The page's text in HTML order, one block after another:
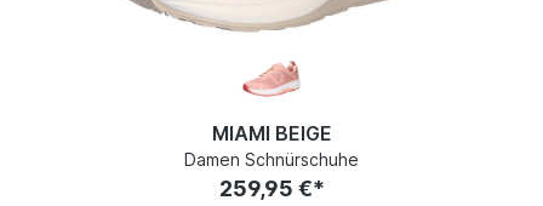
MIAMI BEIGE
Damen Schnürschuhe
259,95 €*